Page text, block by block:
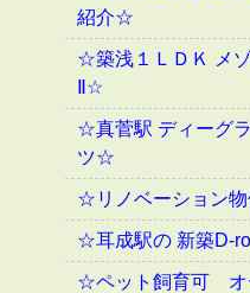
紹介☆
☆築浅１ＬＤＫ メ
Ⅱ☆
☆真菅駅 ディーグ
ツ☆
☆リノベーション
☆耳成駅の 新築D-
☆ペット飼育可